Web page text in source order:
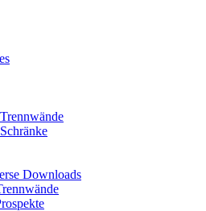
Downloads